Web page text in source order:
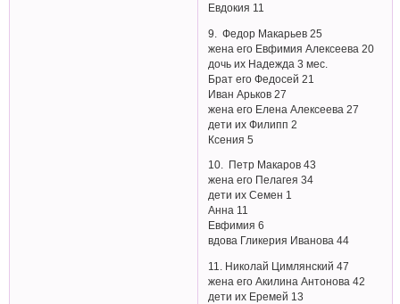
Евдокия 11
9. Федор Макарьев 25
жена его Евфимия Алексеева 20
дочь их Надежда 3 мес.
Брат его Федосей 21
Иван Арьков 27
жена его Елена Алексеева 27
дети их Филипп 2
Ксения 5
10. Петр Макаров 43
жена его Пелагея 34
дети их Семен 1
Анна 11
Евфимия 6
вдова Гликерия Иванова 44
11. Николай Цимлянский 47
жена его Акилина Антонова 42
дети их Еремей 13